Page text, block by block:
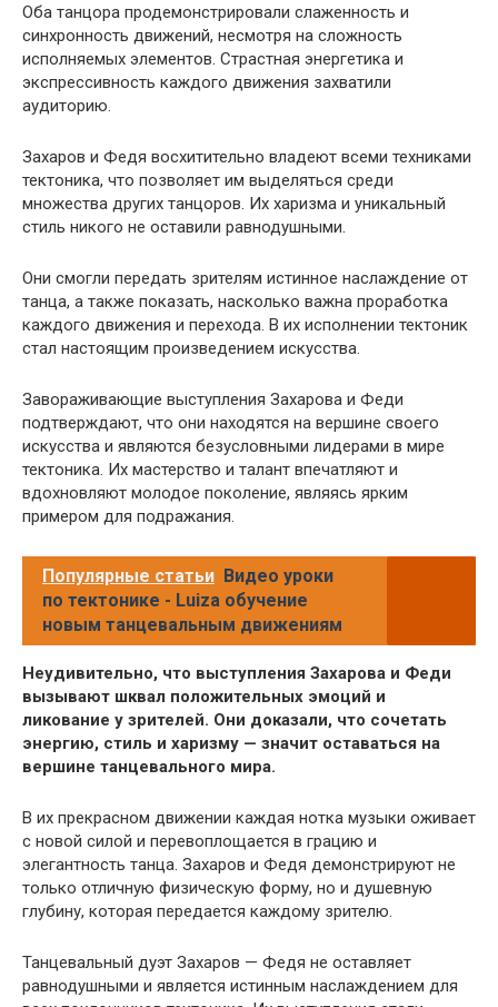
Оба танцора продемонстрировали слаженность и
синхронность движений, несмотря на сложность
исполняемых элементов. Страстная энергетика и
экспрессивность каждого движения захватили
аудиторию.
Захаров и Федя восхитительно владеют всеми техниками
тектоника, что позволяет им выделяться среди
множества других танцоров. Их харизма и уникальный
стиль никого не оставили равнодушными.
Они смогли передать зрителям истинное наслаждение от
танца, а также показать, насколько важна проработка
каждого движения и перехода. В их исполнении тектоник
стал настоящим произведением искусства.
Завораживающие выступления Захарова и Феди
подтверждают, что они находятся на вершине своего
искусства и являются безусловными лидерами в мире
тектоника. Их мастерство и талант впечатляют и
вдохновляют молодое поколение, являясь ярким
примером для подражания.
Популярные статьи Видео уроки
по тектонике - Luiza обучение
новым танцевальным движениям
Неудивительно, что выступления Захарова и Феди
вызывают шквал положительных эмоций и
ликование у зрителей. Они доказали, что сочетать
энергию, стиль и харизму — значит оставаться на
вершине танцевального мира.
В их прекрасном движении каждая нотка музыки оживает
с новой силой и перевоплощается в грацию и
элегантность танца. Захаров и Федя демонстрируют не
только отличную физическую форму, но и душевную
глубину, которая передается каждому зрителю.
Танцевальный дуэт Захаров — Федя не оставляет
равнодушными и является истинным наслаждением для